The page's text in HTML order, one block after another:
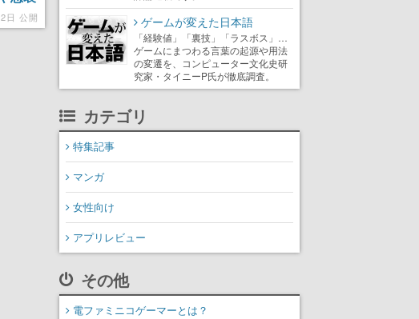
諦め
日 公開 ゲームが変えた日本語
「経験値」「裏技」「ラスボス」…
ゲームにまつわる言葉の起源や用法
の変遷を、コンピューター文化史研
究家・タイニーP氏が徹底調査。
カテゴリ
特集記事
マンガ
女性向け
アプリレビュー
その他
電ファミニコゲーマーとは？